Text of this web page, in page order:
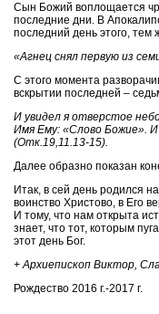
Сын Божий воплощается
последние дни. В
последний день этого,
«Агнец снял первую из
С этого момента
вскрытии последней –
И увидел я отверстое
Имя Ему: «Слово Божие».
(Отк.19,11.13-15).
Далее образно показан
Итак, в сей день родился
воинство Христово, в Его
И тому, что нам открыта
знает, что тот, которым
этот день Бог.
+ Архиепископ Виктор,
Рождество 2016 г.-2017 г.